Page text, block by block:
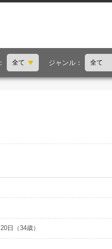
ジャンル：
日（34歳）